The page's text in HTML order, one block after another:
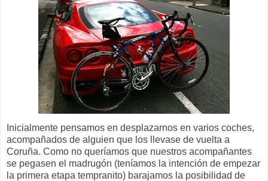
Inicialmente pensamos en desplazarnos en varios coches,
acompañados de alguien que los llevase de vuelta a
Coruña. Como no queríamos que nuestros acompañantes
se pegasen el madrugón (teníamos la intención de empezar
la primera etapa tempranito) barajamos la posibilidad de